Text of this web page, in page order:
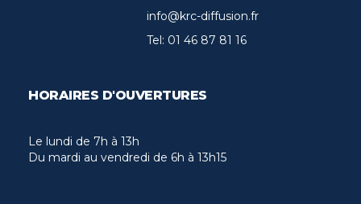
info@krc-diffusion.fr
Tel: 01 46 87 81 16
HORAIRES D'OUVERTURES
Le lundi de 7h à 13h
Du mardi au vendredi de 6h à 13h15